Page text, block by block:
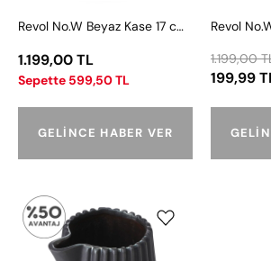
Revol No.W Beyaz Kase 17 cm-550 ml
1.199,00 TL
Sepette 599,50 TL
GELINCE HABER VER
1.199,00
199,99
Pekoe
Siyah